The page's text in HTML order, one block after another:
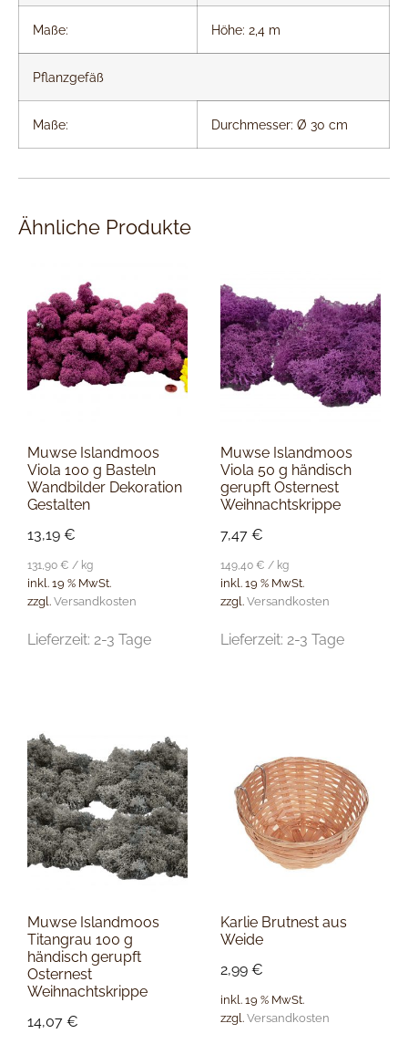
Maße: Höhe: 2,4 m
Pflanzgefäß
Maße: Durchmesser: Ø 30 cm
Ähnliche Produkte
Muwse Islandmoos
Viola 100 g Basteln
Wandbilder Dekoration
Gestalten
13,19 €
131,90 € / kg
inkl. 19 % MwSt.
zzgl. Versandkosten
Lieferzeit: 2-3 Tage
Muwse Islandmoos
Viola 50 g händisch
gerupft Osternest
Weihnachtskrippe
7,47€
149,40€ / kg
inkl. 19 % MwSt.
zzgl.Versandkosten
Lieferzeit:2-3 Tage
Muwse Islandmoos
Titangrau 100 g
händisch gerupft
Osternest
Weihnachtskrippe
14,07 €
Karlie Brutnest aus
Weide
2,99€
inkl. 19 % MwSt.
zzgl.Versandkosten